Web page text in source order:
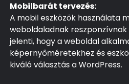
Mobilbarát tervezés:
A mobil eszközök használata
weboldaladnak reszponzívnak
jelenti, hogy a weboldal
képernyőméretekhez és
kiváló választás a WordPress.